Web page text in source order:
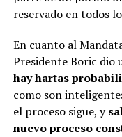
reservado en todos
En cuanto al
Presidente Boric dio
hay hartas
como son
el proceso sigue, y
nuevo proceso